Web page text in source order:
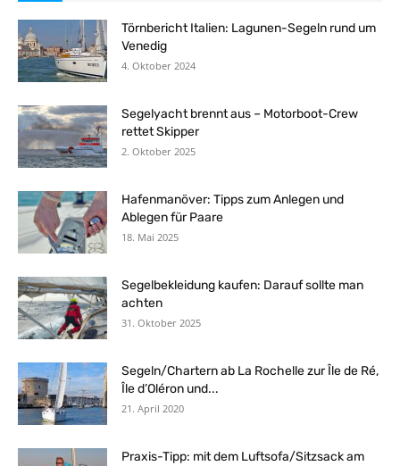
Törnbericht Italien: Lagunen-Segeln rund um
Venedig
4. Oktober 2024
Segelyacht brennt aus – Motorboot-Crew
rettet Skipper
2. Oktober 2025
Hafenmanöver: Tipps zum Anlegen und
Ablegen für Paare
18. Mai 2025
Segelbekleidung kaufen: Darauf sollte man
achten
31. Oktober 2025
Segeln/Chartern ab La Rochelle zur Île de Ré,
Île d’Oléron und...
21. April 2020
Praxis-Tipp: mit dem Luftsofa/Sitzsack am